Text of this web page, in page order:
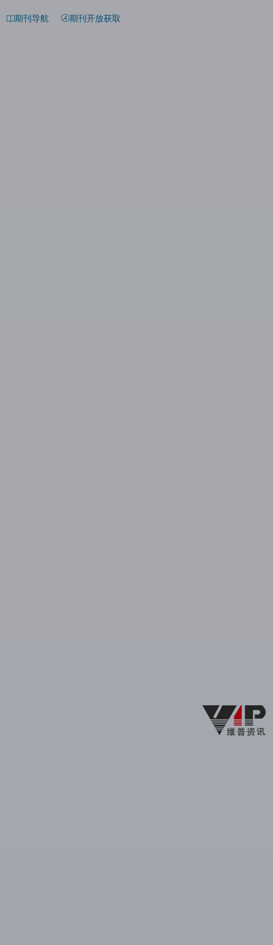
期刊导航 期刊开放获取